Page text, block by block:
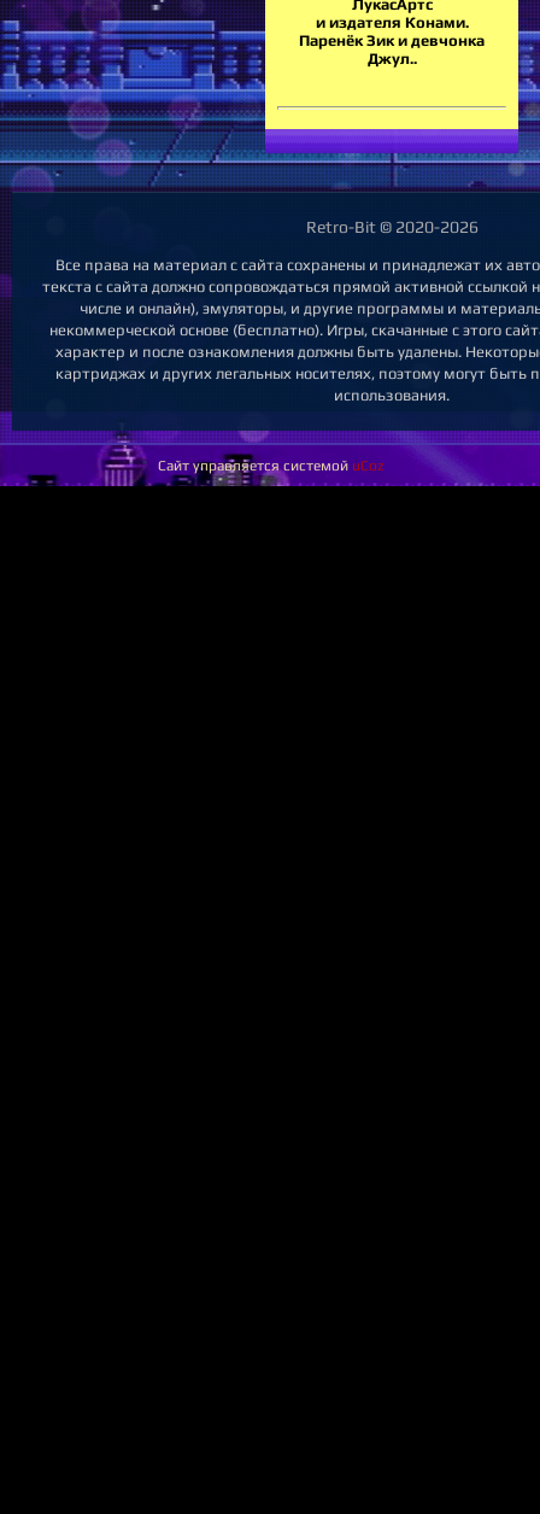
ЛукасАртс
и издателя Конами.
Паренёк Зик и девчонка
Джул..
Retro-Bit © 2020-2026
Все права на материал с сайта сохранены и принадлежат их
текста с сайта должно сопровождаться прямой активной ссылкой
числе и онлайн), эмуляторы, и другие программы и
некоммерческой основе (бесплатно). Игры, скачанные с этого
характер и после ознакомления должны быть удалены.
картриджах и других легальных носителях, поэтому могут быть
использования.
Сайт управляется системой uCoz